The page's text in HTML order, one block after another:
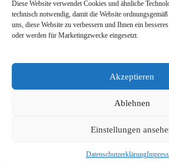
Diese Website verwendet Cookies und ähnliche
technisch notwendig, damit die Website
uns, diese Website zu verbessern und Ihnen ein
oder werden für Marketingzwecke eingesetzt.
Akzeptieren
Ablehnen
Einstellungen
Datenschutzerklärung